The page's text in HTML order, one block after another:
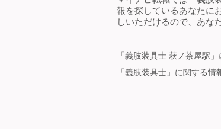
報を探しているあなたに
しいただけるので、あな
「義肢装具士 萩ノ茶屋駅
「義肢装具士」に関する情